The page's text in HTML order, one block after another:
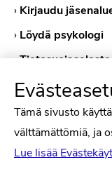
› Kirjaudu
› Löydä psykologi
›
›Evästekäytännöt
Tämä sivusto
välttämättömiä, ja
Lue lisää